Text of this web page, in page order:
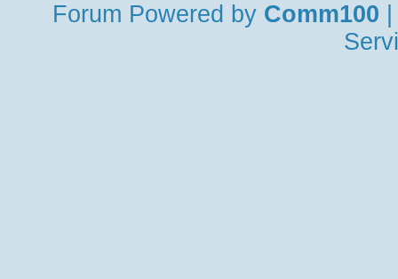
Forum Powered by Comm100